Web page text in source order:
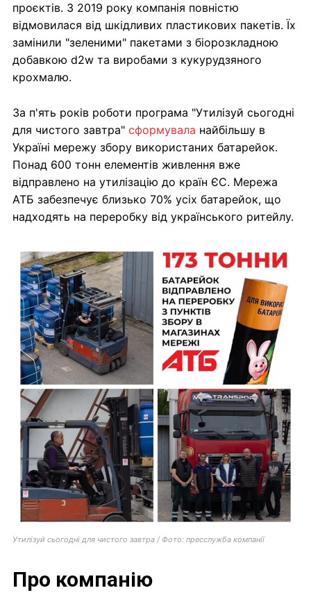
проєктів. З 2019 року компанія повністю
відмовилася від шкідливих пластикових пакетів. Їх
замінили "зеленими" пакетами з біорозкладною
добавкою d2w та виробами з кукурудзяного
крохмалю.
За п'ять років роботи програма "Утилізуй сьогодні
для чистого завтра" сформувала найбільшу в
Україні мережу збору використаних батарейок.
Понад 600 тонн елементів живлення вже
відправлено на утилізацію до країн ЄС. Мережа
АТБ забезпечує близько 70% усіх батарейок, що
надходять на переробку від українського ритейлу.
Утилізуй сьогодні для чистого завтра / Фото: пресслужба компанії
Про компанію